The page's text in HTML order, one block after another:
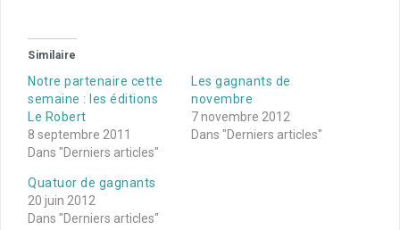
Similaire
Notre partenaire cette
semaine : les éditions
Le Robert
8 septembre 2011
Dans "Derniers articles"
Les gagnants de
novembre
7 novembre 2012
Dans "Derniers articles"
Quatuor de gagnants
20 juin 2012
Dans "Derniers articles"